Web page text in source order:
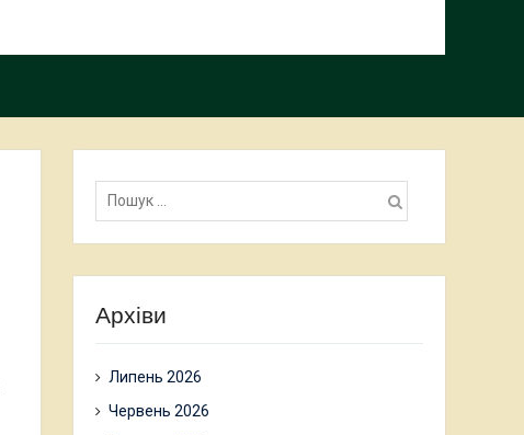
Пошук:
Архіви
Липень 2026
Червень 2026